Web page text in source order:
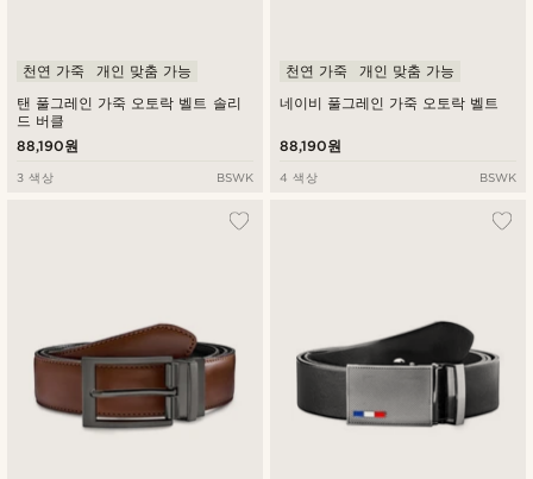
탠 풀그레인 가죽 오토락 벨트 솔리
드 버클
천연 가죽 개인 맞춤 가능
88,190원
3 색상 BSWK
네이비 풀그레인 가죽 오토락 벨트
천연 가죽 개인 맞춤 가능
88,190원
4 색상 BSWK